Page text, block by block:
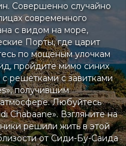
Совершенно случайно
современного
с видом на море,
Порты, где царит
по мощеным улочкам
пройдите мимо синих
решетками с завитками
получившим
Любуйтесь
Chabaane». Взгляните на
решили жить в этой
от Сиди-Бу-Саида